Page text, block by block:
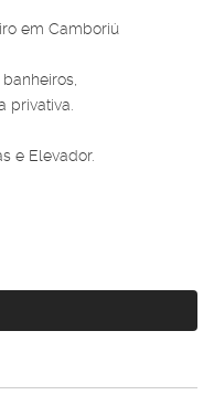
em Camboriú
privativa.
e Elevador.
aviso prévio